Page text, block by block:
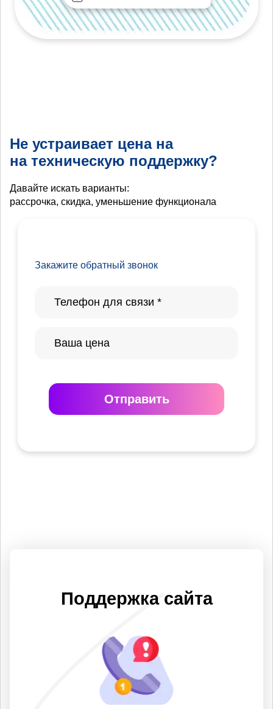
Не устраивает цена на
на техническую поддержку?
Давайте искать варианты:
рассрочка, скидка, уменьшение функционала
Закажите обратный звонок
Отправить
Поддержка сайта